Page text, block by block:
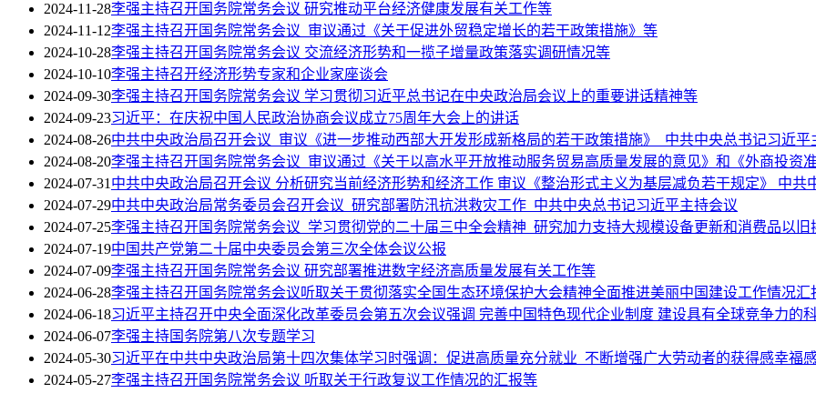
2024-11-28李强主持召开国务院常务会议 研究推动平台经济健康发展有关工作等
2024-11-12李强主持召开国务院常务会议 审议通过《关于促进外贸稳定增长的若干政策措施》等
2024-10-28李强主持召开国务院常务会议 交流经济形势和一揽子增量政策落实调研情况等
2024-10-10李强主持召开经济形势专家和企业家座谈会
2024-09-30李强主持召开国务院常务会议 学习贯彻习近平总书记在中央政治局会议上的重要讲话精神等
2024-09-23习近平：在庆祝中国人民政治协商会议成立75周年大会上的讲话
2024-08-26中共中央政治局召开会议 审议《进一步推动西部大开发形成新格局的若干政策措施》 中共中央总书记习近平
2024-08-20李强主持召开国务院常务会议 审议通过《关于以高水平开放推动服务贸易高质量发展的意见》和《外商投资
2024-07-31中共中央政治局召开会议 分析研究当前经济形势和经济工作 审议《整治形式主义为基层减负若干规定》 中共
2024-07-29中共中央政治局常务委员会召开会议 研究部署防汛抗洪救灾工作 中共中央总书记习近平主持会议
2024-07-25李强主持召开国务院常务会议 学习贯彻党的二十届三中全会精神 研究加力支持大规模设备更新和消费品以
2024-07-19中国共产党第二十届中央委员会第三次全体会议公报
2024-07-09李强主持召开国务院常务会议 研究部署推进数字经济高质量发展有关工作等
2024-06-28李强主持召开国务院常务会议听取关于贯彻落实全国生态环境保护大会精神全面推进美丽中国建设工作情况汇
2024-06-18习近平主持召开中央全面深化改革委员会第五次会议强调 完善中国特色现代企业制度 建设具有全球竞争力的
2024-06-07李强主持国务院第八次专题学习
2024-05-30习近平在中共中央政治局第十四次集体学习时强调：促进高质量充分就业 不断增强广大劳动者的获得感幸福
2024-05-27李强主持召开国务院常务会议 听取关于行政复议工作情况的汇报等